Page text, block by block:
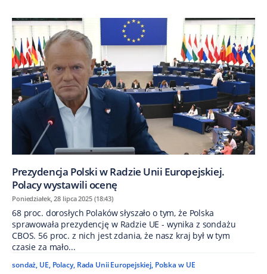
Prezydencja Polski w Radzie Unii Europejskiej.
Polacy wystawili ocenę
Poniedziałek, 28 lipca 2025 (18:43)
68 proc. dorosłych Polaków słyszało o tym, że Polska
sprawowała prezydencję w Radzie UE - wynika z sondażu
CBOS. 56 proc. z nich jest zdania, że nasz kraj był w tym
czasie za mało...
sondaż, UE, Polacy, Rada Unii Europejskiej, Polska w UE